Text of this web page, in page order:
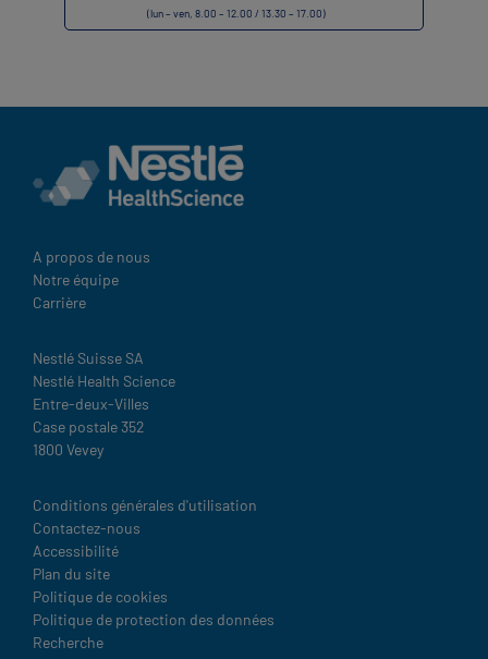
(lun – ven, 8.00 – 12.00 / 13.30 – 17.00)
A propos de nous
Notre équipe
Carrière
Nestlé Suisse SA
Nestlé Health Science
Entre-deux-Villes
Case postale 352
1800 Vevey
Legal
Conditions générales d'utilisation
Contactez-nous
Accessibilité
Plan du site
Politique de cookies
Politique de protection des données
Recherche